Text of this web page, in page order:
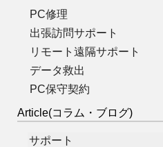
PC修理
出張訪問サポート
リモート遠隔サポート
データ救出
PC保守契約
Article(コラム・ブログ)
サポート